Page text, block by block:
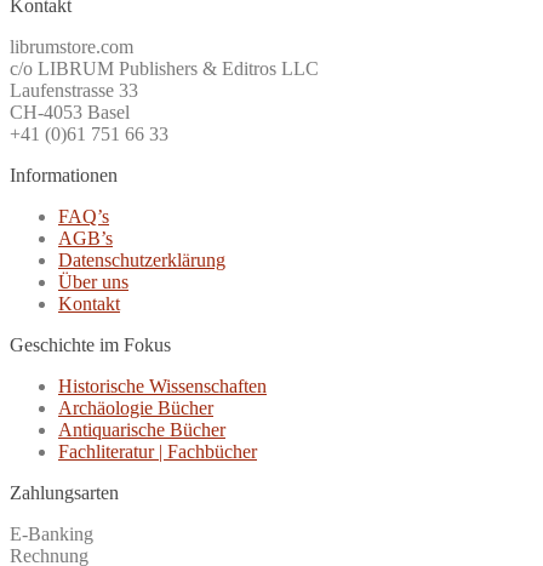
Kontakt
librumstore.com
c/o LIBRUM Publishers & Editros LLC
Laufenstrasse 33
CH-4053 Basel
+41 (0)61 751 66 33
Informationen
FAQ’s
AGB’s
Datenschutzerklärung
Über uns
Kontakt
Geschichte im Fokus
Historische Wissenschaften
Archäologie Bücher
Antiquarische Bücher
Fachliteratur | Fachbücher
Zahlungsarten
E-Banking
Rechnung